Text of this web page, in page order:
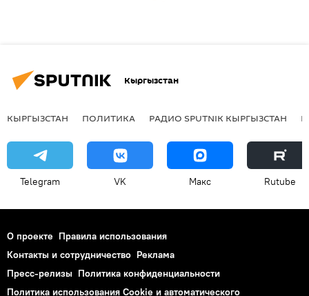
Кыргызстан
КЫРГЫЗСТАН ПОЛИТИКА РАДИО SPUTNIK КЫРГЫЗСТАН
Telegram VK Макс Rutube
О проекте Правила использования
Контакты и сотрудничество Реклама
Пресс-релизы Политика конфиденциальности
Политика использования Cookie и автоматического